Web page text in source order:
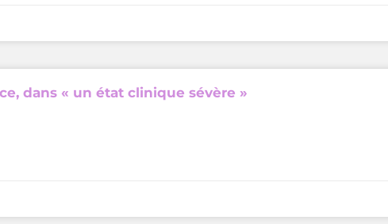
dans « un état clinique sévère »